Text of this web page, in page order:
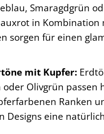
Smaragdgrün
in Kombination
sorgen für einen
mit Kupfer:
oder Olivgrün passen
Ranken
Designs eine